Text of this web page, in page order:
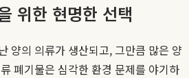
위한 현명한 선택
양의 의류가 생산되고, 그만큼 많은 양
폐기물은 심각한 환경 문제를 야기하